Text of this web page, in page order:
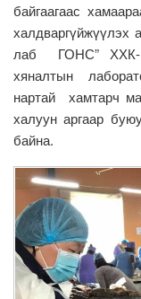
байгаагаас
халдваргүйжүүлэх
лаб ГОНС” ХХК-
хяналтын
нартай хамтарч
халуун аргаар
байна.